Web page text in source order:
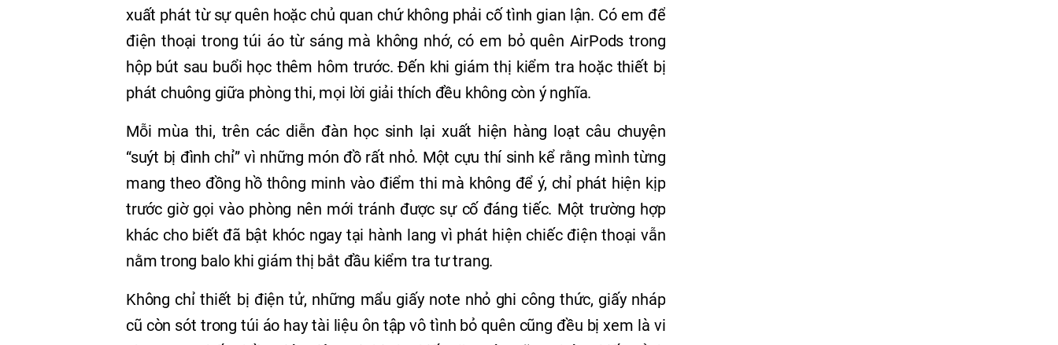
xuất phát từ sự quên hoặc chủ quan chứ không phải cố tình gian lận. Có em để
điện thoại trong túi áo từ sáng mà không nhớ, có em bỏ quên AirPods trong
hộp bút sau buổi học thêm hôm trước. Đến khi giám thị kiểm tra hoặc thiết bị
phát chuông giữa phòng thi, mọi lời giải thích đều không còn ý nghĩa.
Mỗi mùa thi, trên các diễn đàn học sinh lại xuất hiện hàng loạt câu chuyện
“suýt bị đình chỉ” vì những món đồ rất nhỏ. Một cựu thí sinh kể rằng mình từng
mang theo đồng hồ thông minh vào điểm thi mà không để ý, chỉ phát hiện kịp
trước giờ gọi vào phòng nên mới tránh được sự cố đáng tiếc. Một trường hợp
khác cho biết đã bật khóc ngay tại hành lang vì phát hiện chiếc điện thoại vẫn
nằm trong balo khi giám thị bắt đầu kiểm tra tư trang.
Không chỉ thiết bị điện tử, những mẩu giấy note nhỏ ghi công thức, giấy nháp
cũ còn sót trong túi áo hay tài liệu ôn tập vô tình bỏ quên cũng đều bị xem là vi